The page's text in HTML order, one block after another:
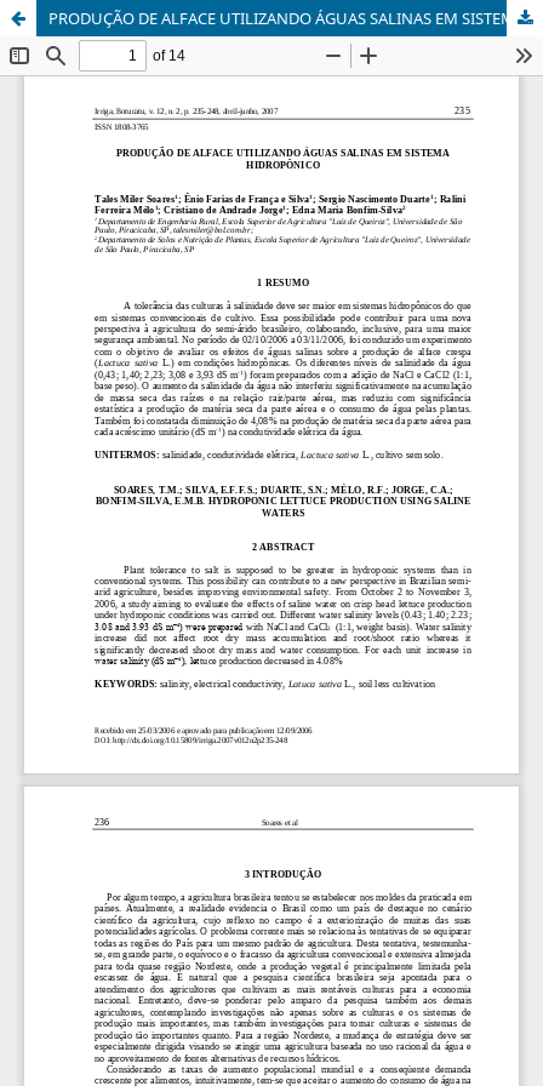
PRODUÇÃO DE ALFACE UTILIZANDO ÁGUAS SALINAS EM SISTEMA HIDROPÔNICO